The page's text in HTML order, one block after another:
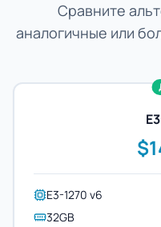
Сравните
аналогичные или
E3-1270 v6
32GB